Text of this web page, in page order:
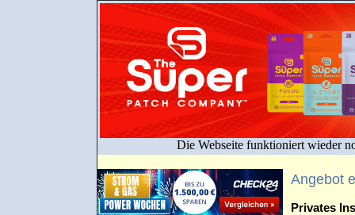
Die Webseite funktioniert wieder
Angebot
Privates